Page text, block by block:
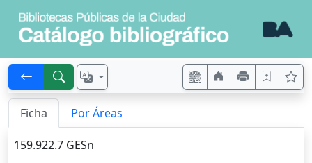
Ficha Por Áreas
159.922.7 GESn